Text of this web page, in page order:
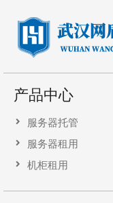
产品中心
服务器托管
服务器租用
机柜租用